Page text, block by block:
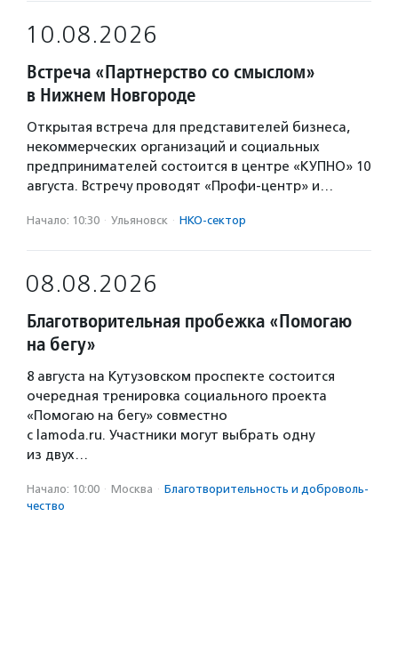
10.08.2026
Встреча «Партнерство со смыслом»
в Нижнем Новгороде
Открытая встреча для представителей бизнеса,
некоммерческих организаций и социальных
предпринимателей состоится в центре «КУПНО» 10
августа. Встречу проводят «Профи-центр» и…
Начало: 10:30 · Ульяновск · НКО-сектор
08.08.2026
Благотворительная пробежка «Помогаю
на бегу»
8 августа на Кутузовском проспекте состоится
очередная тренировка социального проекта
«Помогаю на бегу» совместно
с lamoda.ru. Участники могут выбрать одну
из двух…
Начало: 10:00 · Москва · Благотвори­тель­ность и доброволь­
чест­во